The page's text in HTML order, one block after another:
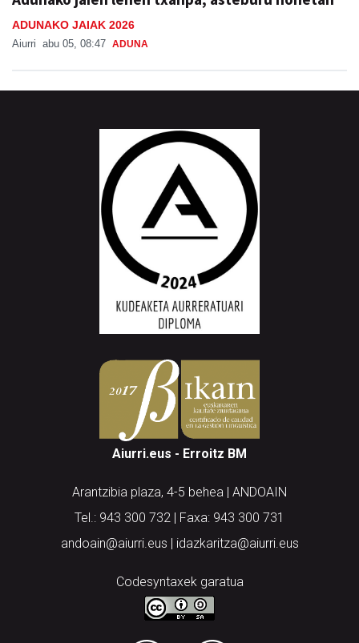
ADUNAKO JAIAK 2026
Aiurri abu 05, 08:47 ADUNA
Aiurri.eus - Erroitz BM
Arantzibia plaza, 4-5 behea | ANDOAIN
Tel.: 943 300 732 | Faxa: 943 300 731
andoain@aiurri.eus | idazkaritza@aiurri.eus
Codesyntaxek garatua